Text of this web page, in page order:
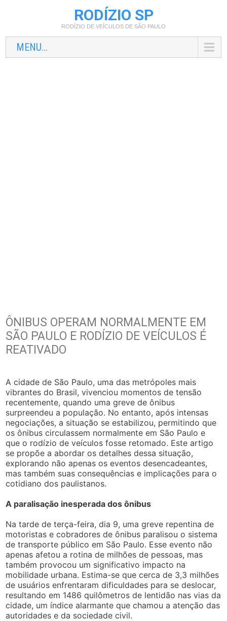
RODÍZIO SP
RODÍZIO DE VEÍCULOS DE SÃO PAULO
MENU...
ÔNIBUS OPERAM NORMALMENTE EM
SÃO PAULO E RODÍZIO DE VEÍCULOS É
REATIVADO
A cidade de São Paulo, uma das metrópoles mais
vibrantes do Brasil, vivenciou momentos de tensão
recentemente, quando uma greve de ônibus
surpreendeu a população. No entanto, após intensas
negociações, a situação se estabilizou, permitindo que
os ônibus circulassem normalmente em São Paulo e
que o rodízio de veículos fosse retomado. Este artigo
se propõe a abordar os detalhes dessa situação,
explorando não apenas os eventos desencadeantes,
mas também suas consequências e implicações para o
cotidiano dos paulistanos.
A paralisação inesperada dos ônibus
Na tarde de terça-feira, dia 9, uma greve repentina de
motoristas e cobradores de ônibus paralisou o sistema
de transporte público em São Paulo. Esse evento não
apenas afetou a rotina de milhões de pessoas, mas
também provocou um significativo impacto na
mobilidade urbana. Estima-se que cerca de 3,3 milhões
de usuários enfrentaram dificuldades para se deslocar,
resultando em 1486 quilômetros de lentidão nas vias da
cidade, um índice alarmante que chamou a atenção das
autoridades e da sociedade civil.